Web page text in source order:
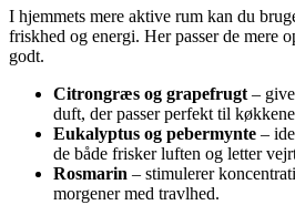
I hjemmets mere aktive rum kan du
friskhed og energi. Her passer de mere
godt.
Citrongræs og grapefrugt –
duft, der passer perfekt til
Eukalyptus og pebermynte –
de både frisker luften og letter
Rosmarin – stimulerer
morgener med travlhed.